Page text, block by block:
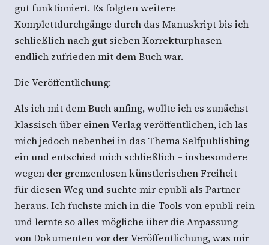
gut funktioniert. Es folgten weitere
Komplettdurchgänge durch das Manuskript bis ich
schließlich nach gut sieben Korrekturphasen
endlich zufrieden mit dem Buch war.
Die Veröffentlichung:
Als ich mit dem Buch anfing, wollte ich es zunächst
klassisch über einen Verlag veröffentlichen, ich las
mich jedoch nebenbei in das Thema Selfpublishing
ein und entschied mich schließlich – insbesondere
wegen der grenzenlosen künstlerischen Freiheit –
für diesen Weg und suchte mir epubli als Partner
heraus. Ich fuchste mich in die Tools von epubli rein
und lernte so alles mögliche über die Anpassung
von Dokumenten vor der Veröffentlichung, was mir